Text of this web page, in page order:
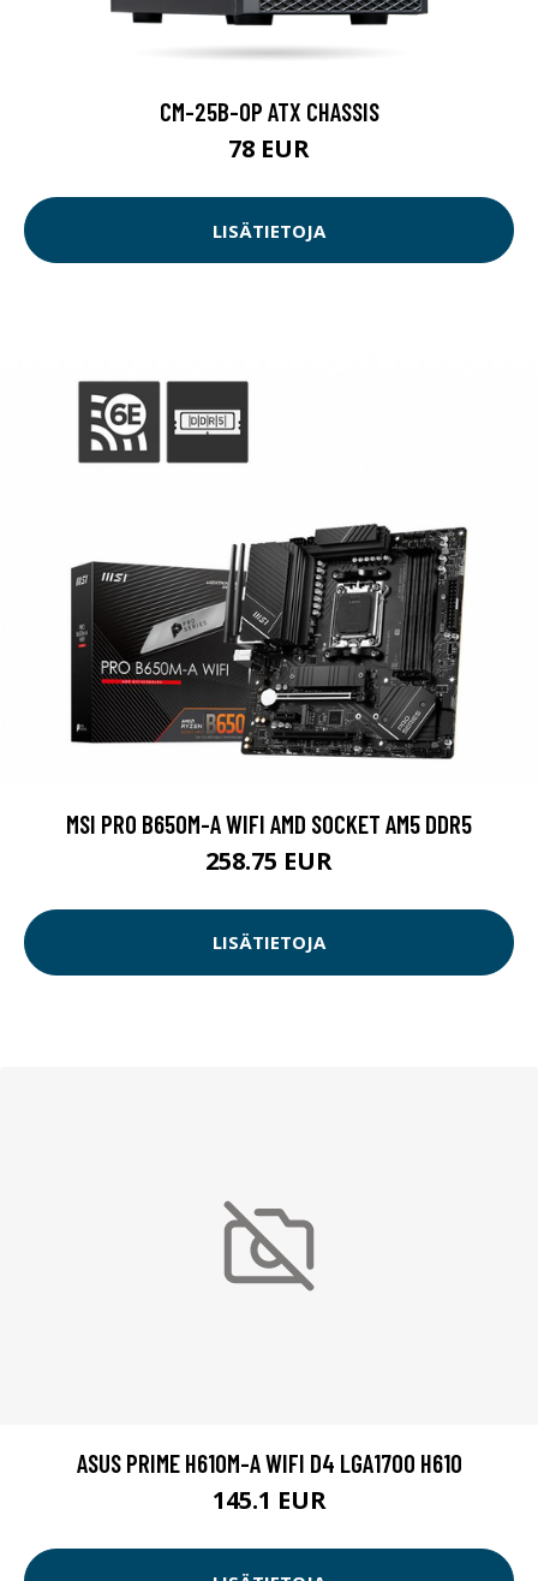
CM-25B-OP ATX CHASSIS
78 EUR
LISÄTIETOJA
MSI PRO B650M-A WIFI AMD SOCKET AM5 DDR5
258.75 EUR
LISÄTIETOJA
ASUS PRIME H610M-A WIFI D4 LGA1700 H610
145.1 EUR